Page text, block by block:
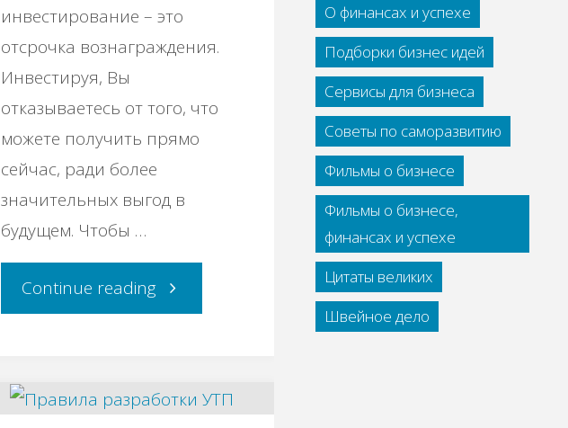
инвестирование – это
отсрочка вознаграждения.
Инвестируя, Вы
отказываетесь от того, что
можете получить прямо
сейчас, ради более
значительных выгод в
будущем. Чтобы …
Continue reading"Основные
инвестирования.
О финансах и успехе
Подборки бизнес идей
Сервисы для бизнеса
Советы по саморазвитию
Фильмы о бизнесе
Фильмы о бизнесе,
финансах и успехе
Цитаты великих
Швейное дело